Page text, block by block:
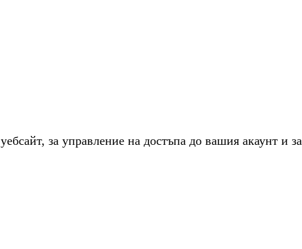
за управление на достъпа до вашия акаунт и